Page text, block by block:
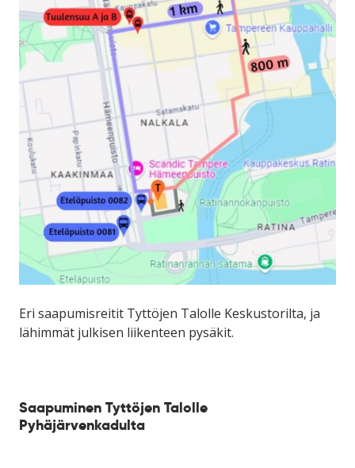
Eri saapumisreitit Tyttöjen Talolle Keskustorilta, ja
lähimmät julkisen liikenteen pysäkit.
Saapuminen Tyttöjen Talolle
Pyhäjärvenkadulta